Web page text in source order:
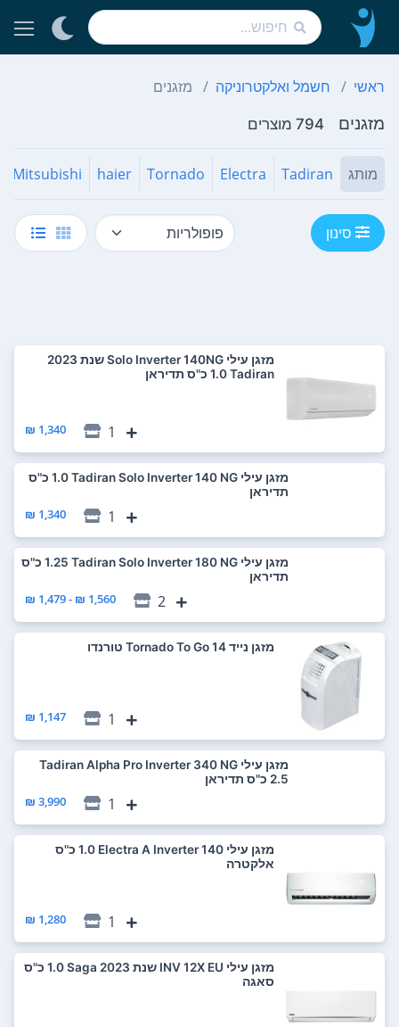
ראשי חשמל ואלקטרוניקה מזגנים
מזגנים 794 מוצרים
מותג Tadiran
Electra
Tornado
haier
Mitsubishi
סינון
‏מזגן עילי Solo Inverter 140NG שנת 2023
Tadiran ‏1.0 ‏כ"ס תדיראן
1
1,340 ₪
‏מזגן עילי Tadiran Solo Inverter 140 NG ‏1.0 ‏כ"ס
תדיראן
1
1,340 ₪
‏מזגן עילי Tadiran Solo Inverter 180 NG ‏1.25 ‏כ"ס
תדיראן
2
1,560 ₪ - 1,479 ₪
‏מזגן נייד Tornado To Go 14 טורנדו
1
1,147 ₪
‏מזגן עילי Tadiran Alpha Pro Inverter 340 NG
1
3,990 ₪
‏מזגן עילי Electra A Inverter 140 ‏1.0 ‏כ"ס
אלקטרה
1
1,280 ₪
‏מזגן עילי INV 12X EU שנת 2023 Saga ‏1.0 ‏כ"ס
סאגה